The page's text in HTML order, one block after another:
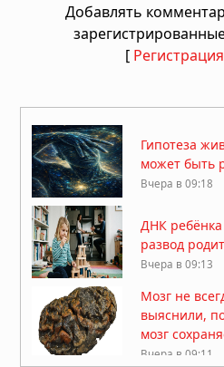
Добавлять
[ Регистрация
Гипотеза
может быть
Вчера в 09:18
ДНК
развод
Вчера в 09:13
Мозг не
выяснили,
мозг
Вчера в 09:11